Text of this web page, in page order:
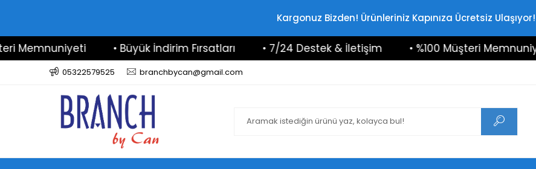
Kargonuz Bizden! Ürünleriniz Kapınıza Ücretsiz Ulaşıyor!
Memnuniyeti • Büyük İndirim Fırsatları • 7/24 Destek & İletişim • %100 Müşteri Memnuniyeti
05322579525 branchbycan@gmail.com